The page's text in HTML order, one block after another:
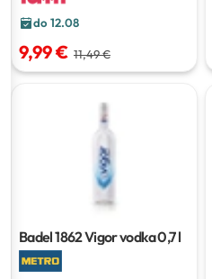
do 12.08
9,99 € 11,49 €
Badel 1862 Vigor vodka0,7 l